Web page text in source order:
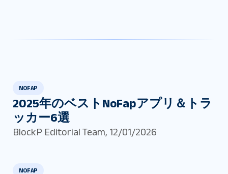
NOFAP
2025年のベストNoFapアプリ＆トラ
ッカー6選
BlockP Editorial Team, 12/01/2026
NOFAP